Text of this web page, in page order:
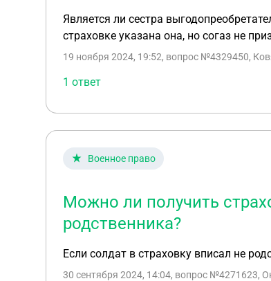
Является ли сестра
страховке указана она, но согаз не
19 ноября 2024, 19:52, вопрос №4329450,
1 ответ
Военное право
Можно ли получить
родственника?
Если солдат в страховку вписал не
30 сентября 2024, 14:04, вопрос №4271623,